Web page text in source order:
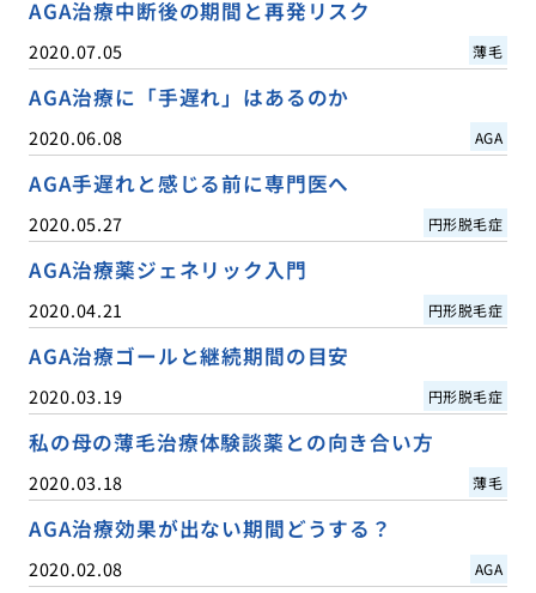
AGA治療中断後の期間と再発リスク
2020.07.05 薄毛
AGA治療に「手遅れ」はあるのか
2020.06.08 AGA
AGA手遅れと感じる前に専門医へ
2020.05.27 円形脱毛症
AGA治療薬ジェネリック入門
2020.04.21 円形脱毛症
AGA治療ゴールと継続期間の目安
2020.03.19 円形脱毛症
私の母の薄毛治療体験談薬との向き合い方
2020.03.18 薄毛
AGA治療効果が出ない期間どうする？
2020.02.08 AGA